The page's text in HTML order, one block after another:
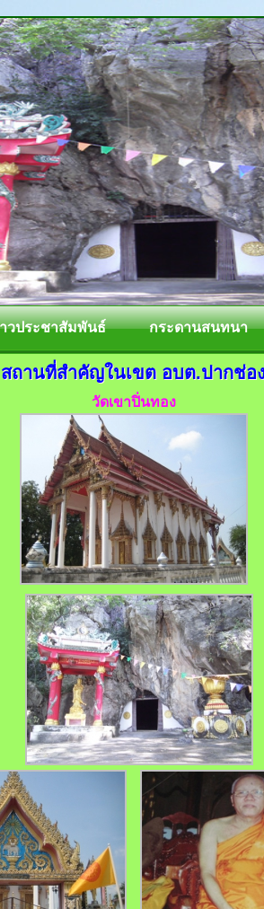
วประชาสัมพันธ์ กระดานสนทนา
สถานที่สำคัญในเขต อบต.ปากช่อ
วัดเขาปิ่นทอง